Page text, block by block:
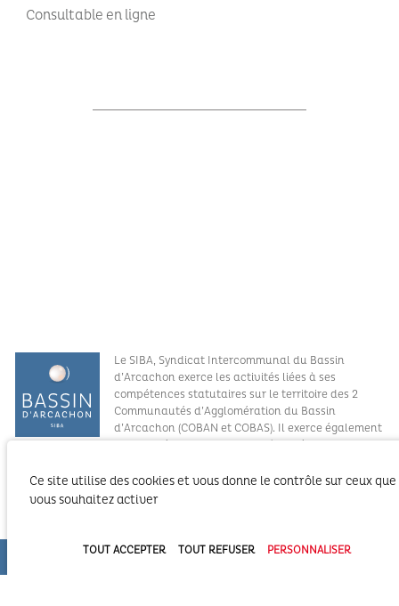
Consultable en ligne
Le SIBA, Syndicat Intercommunal du Bassin
d’Arcachon exerce les activités liées à ses
compétences statutaires sur le territoire des 2
Communautés d’Agglomération du Bassin
d’Arcachon (COBAN et COBAS). Il exerce également
ses compétences statutaires à l’intérieur du
versant.
33311 ARCACHON Cedex
Ce site utilise des cookies et vous donne le contrôle sur ceux que
vous souhaitez activer
TOUT ACCEPTER TOUT REFUSER PERSONNALISER